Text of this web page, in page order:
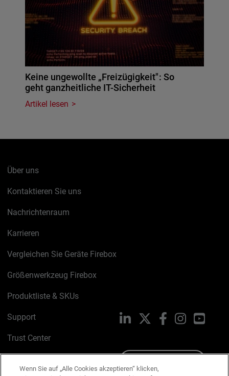
Keine ungewollte „Freizügigkeit": So
geht ganzheitliche IT-Sicherheit
Artikel lesen
Über uns
Kontaktieren Sie uns
Nachrichtenraum
Karrieren
Vergleichen Sie Geräte Firebox
Größenwerkzeug Firebox
Produktliste & SKUs
Support
Trust Center
LinkedIn FacebookInstagram
Wenn Sie auf „Alle Cookies akzeptieren“ klicken,